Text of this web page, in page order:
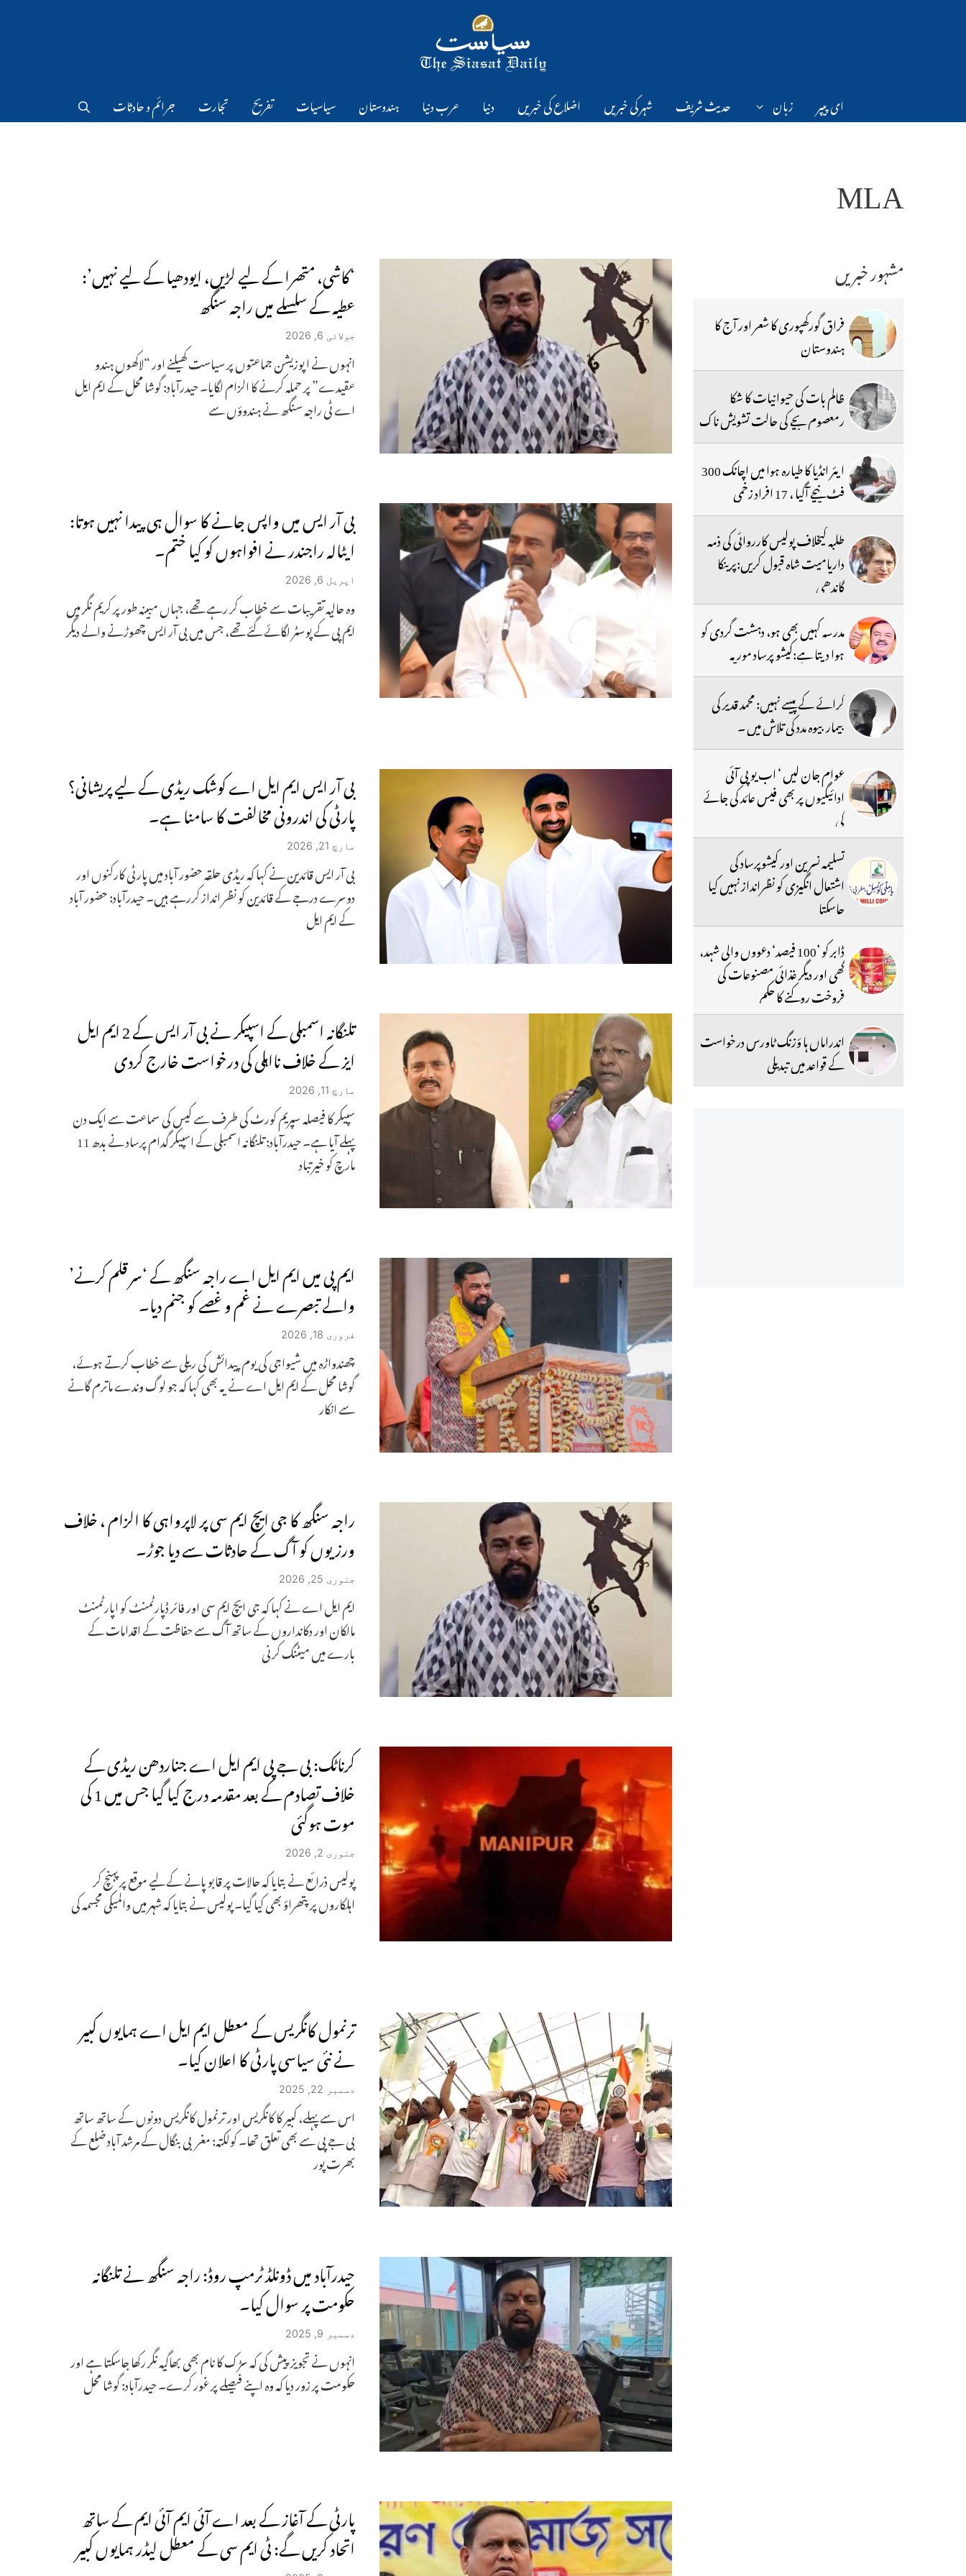
ای پیپر زبان حدیث شریف شہر کی خبریں اضلاع کی خبریں دنیا عرب دنیا ہندوستان سیاسیات تفریح تجارت جرائم و حادثات
MLA
‘کاشی، متھرا کے لیے لڑیں، ایودھیا کے لیے نہیں’:
عطیہ کے سلسلے میں راجہ سنگھ
جولائی 6, 2026
انہوں نے اپوزیشن جماعتوں پر سیاست کھیلنے اور “لاکھوں ہندو
عقیدے” پر حملہ کرنے کا الزام لگایا۔ حیدرآباد: گوشا محل کے ایم ایل
اے ٹی راجہ سنگھ نے ہندوؤں سے
بی آر ایس میں واپس جانے کا سوال ہی پیدا نہیں ہوتا:
ایٹالہ راجندر نے افواہوں کو کیا ختم۔
اپریل 6, 2026
وہ حالیہ تقریبات سے خطاب کر رہے تھے، جہاں مبینہ طور پر کریم نگر میں
ایم پی کے پوسٹر لگائے گئے تھے، جس میں بی آر ایس چھوڑنے والے دیگر
بی آر ایس ایم ایل اے کوشک ریڈی کے لیے پریشانی؟
پارٹی کی اندرونی مخالفت کا سامنا ہے۔
مارچ 21, 2026
بی آر ایس قائدین نے کہا کہ ریڈی حلقہ حضور آباد میں پارٹی کارکنوں اور
دوسرے درجے کے قائدین کو نظر انداز کررہے ہیں۔ حیدرآباد: حضور آباد
کے ایم ایل
تلنگانہ اسمبلی کے اسپیکر نے بی آر ایس کے 2 ایم ایل
ایز کے خلاف نااہلی کی درخواست خارج کردی
مارچ 11, 2026
سپیکر کا فیصلہ سپریم کورٹ کی طرف سے کیس کی سماعت سے ایک دن
پہلے آیا ہے۔ حیدرآباد: تلنگانہ اسمبلی کے اسپیکر گدام پرساد نے بدھ 11
مارچ کو خیرتباد
ایم پی میں ایم ایل اے راجہ سنگھ کے ‘سر قلم کرنے’
والے تبصرے نے غم و غصے کو جنم دیا۔
فروری 18, 2026
چھندواڑہ میں شیواجی کی یوم پیدائش کی ریلی سے خطاب کرتے ہوئے،
گوشا محل کے ایم ایل اے نے یہ بھی کہا کہ جو لوگ وندے ماترم گانے
سے انکار
راجہ سنگھ کا جی ایچ ایم سی پر لاپرواہی کا الزام ، خلاف
ورزیوں کو آگ کے حادثات سے دیا جوڑ۔
جنوری 25, 2026
ایم ایل اے نے کہا کہ جی ایچ ایم سی اور فائر ڈپارٹمنٹ کو اپارٹمنٹ
مالکان اور دکانداروں کے ساتھ آگ سے حفاظت کے اقدامات کے
بارے میں میٹنگ کرنی
کرناٹک: بی جے پی ایم ایل اے جناردھن ریڈی کے
خلاف تصادم کے بعد مقدمہ درج کیا گیا جس میں 1 کی
موت ہوگئی
جنوری 2, 2026
پولیس ذرائع نے بتایا کہ حالات پر قابو پانے کے لیے موقع پر پہنچ کر
اہلکاروں پر پتھراؤ بھی کیا گیا۔ پولیس نے بتایا کہ شہر میں والمیکی مجسمہ کی
ترنمول کانگریس کے معطل ایم ایل اے ہمایوں کبیر
نے نئی سیاسی پارٹی کا اعلان کیا۔
دسمبر 22, 2025
اس سے پہلے، کبیر کا کانگریس اور ترنمول کانگریس دونوں کے ساتھ ساتھ
بی جے پی سے بھی تعلق تھا۔ کولکتہ: مغربی بنگال کے مرشد آباد ضلع کے
بھرت پور
حیدرآباد میں ڈونلڈ ٹرمپ روڈ: راجہ سنگھ نے تلنگانہ
حکومت پر سوال کیا۔
دسمبر 9, 2025
انہوں نے تجویز پیش کی کہ سڑک کا نام بھی بھاگیہ نگر رکھا جاسکتا ہے اور
حکومت پر زور دیا کہ وہ اپنے فیصلے پر غور کرے۔ حیدرآباد: گوشا محل
پارٹی کے آغاز کے بعد اے آئی ایم آئی ایم کے ساتھ
اتحاد کریں گے: ٹی ایم سی کے معطل لیڈر ہمایوں کبیر
مشہور خبریں
فراق گورکھپوری کا شعر اور آج کا
ہندوستان
ظالم بات کی حیوانیات کا شکا
رمعصوم بچے کی حالت تشویش ناک
ایئر انڈیا کا طیارہ ہوا میں اچانک 300
فٹ نیچے آگیا ، 17 افراد زخمی
طلبہ کیخلاف پولیس کارروائی کی ذمہ
داریامیت شاہ قبول کریں:پرینکا
گاندھی
مدرسہ کہیں بھی ہو، دہشت گردی کو
ہوا دیتا ہے:کیشو پرساد موریہ
کرائے کے پیسے نہیں: محمد قدیر کی
بیمار بیوہ مدد کی تلاش میں ۔
عوام جان لیں ‘ اب یو پی آئی
ادائیگیوں پر بھی فیس عائد کی جائے
گی
تسلیمہ نسرین اور کیشوپرساد کی
اشتعال انگیزی کو نظرانداز نہیں کیا
جاسکتا
ڈابر کو ’100 فیصد‘ دعووں والی شہد،
گھی اور دیگر غذائی مصنوعات کی
فروخت روکنے کا حکم
اندراماں ہا ؤزنگ ٹاورس درخواست
کے قواعد میں تبدیلی